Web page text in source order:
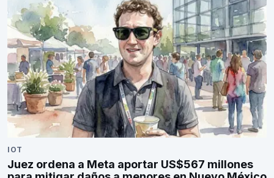
IOT
Juez ordena a Meta aportar US$567 millones